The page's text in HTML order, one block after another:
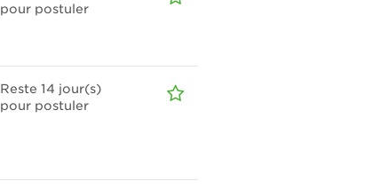
pour postuler
Reste 14 jour(s)
pour postuler